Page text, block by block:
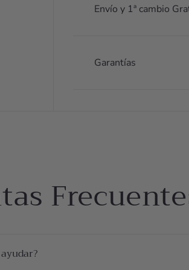
Envío y 1ª cambio
Garantías